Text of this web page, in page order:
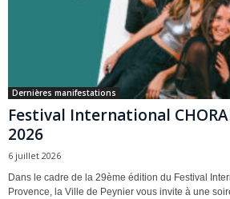
Dernières manifestations
Festival International
2026
6 juillet 2026
Dans le cadre de la 29ème édition du Festival
Provence, la Ville de Peynier vous invite à une